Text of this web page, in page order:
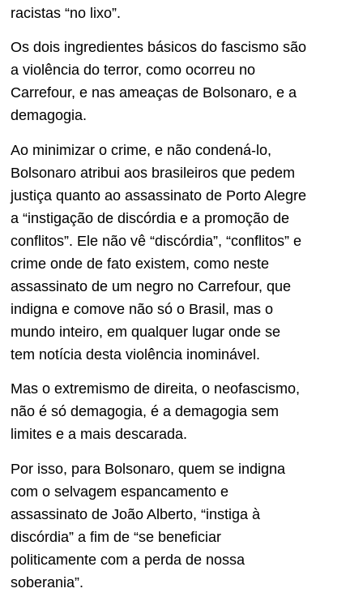
racistas “no lixo”.
Os dois ingredientes básicos do fascismo são
a violência do terror, como ocorreu no
Carrefour, e nas ameaças de Bolsonaro, e a
demagogia.
Ao minimizar o crime, e não condená-lo,
Bolsonaro atribui aos brasileiros que pedem
justiça quanto ao assassinato de Porto Alegre
a “instigação de discórdia e a promoção de
conflitos”. Ele não vê “discórdia”, “conflitos” e
crime onde de fato existem, como neste
assassinato de um negro no Carrefour, que
indigna e comove não só o Brasil, mas o
mundo inteiro, em qualquer lugar onde se
tem notícia desta violência inominável.
Mas o extremismo de direita, o neofascismo,
não é só demagogia, é a demagogia sem
limites e a mais descarada.
Por isso, para Bolsonaro, quem se indigna
com o selvagem espancamento e
assassinato de João Alberto, “instiga à
discórdia” a fim de “se beneficiar
politicamente com a perda de nossa
soberania”.